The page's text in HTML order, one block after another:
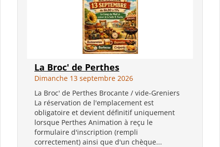
La Broc' de Perthes
Dimanche 13 septembre 2026
La Broc' de Perthes Brocante / vide-Greniers
La réservation de l'emplacement est
obligatoire et devient définitif uniquement
lorsque Perthes Animation à reçu le
formulaire d'inscription (rempli
correctement) ainsi que d'un chèque...